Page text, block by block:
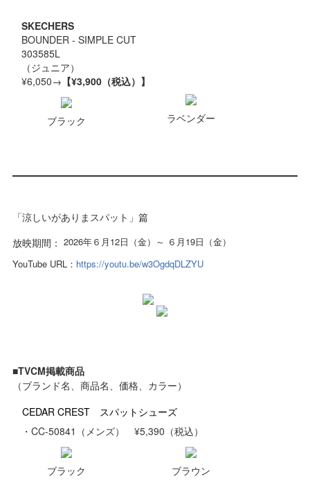
SKECHERS
BOUNDER - SIMPLE CUT
303585L
（ジュニア）
¥6,050→ 【¥3,900（税込）】
ブラック ラベンダー
「涼しいがありまスパット」篇
放映期間： 2026年６月12日（金）～ ６月19日（金）
YouTube URL： https://youtu.be/w3OgdqDLZYU
■TVCM掲載商品
（ブランド名、商品名、価格、カラー）
CEDAR CREST スパットシューズ
・CC-50841（メンズ） ¥5,390（税込）
ブラック ブラウン